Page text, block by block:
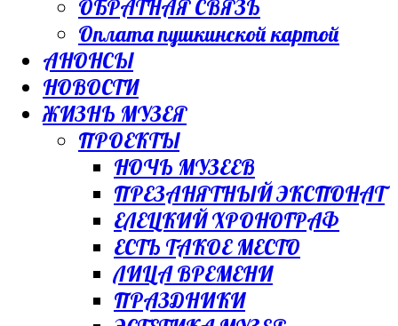
ОБРАТНАЯ СВЯЗЬ
Оплата пушкинской картой
АНОНСЫ
НОВОСТИ
ЖИЗНЬ МУЗЕЯ
ПРОЕКТЫ
НОЧЬ МУЗЕЕВ
ПРЕЗАНЯТНЫЙ ЭКСПОНАТ
ЕЛЕЦКИЙ ХРОНОГРАФ
ЕСТЬ ТАКОЕ МЕСТО
ЛИЦА ВРЕМЕНИ
ПРАЗДНИКИ